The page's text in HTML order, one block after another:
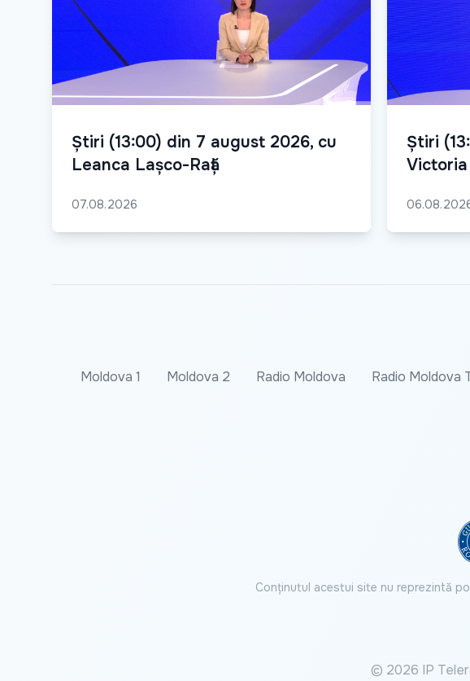
Știri (13:00) din 7 august 2026, cu
Leanca Lașco-Rață
07.08.2026
Știri
Moldova 1 Moldova 2 Radio Moldova Radio Moldova
Conținutul acestui site nu reprezintă
© 2026 IP